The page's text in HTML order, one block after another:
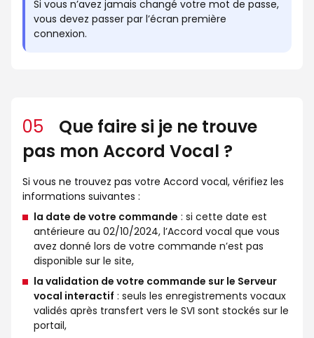
Si vous n’avez jamais changé votre mot de passe,
vous devez passer par l’écran première
connexion.
05
Que faire si je ne trouve
pas mon Accord Vocal ?
Si vous ne trouvez pas votre Accord vocal, vérifiez les
informations suivantes :
la date de votre commande : si cette date est
antérieure au 02/10/2024, l’Accord vocal que vous
avez donné lors de votre commande n’est pas
disponible sur le site,
la validation de votre commande sur le Serveur
vocal interactif : seuls les enregistrements vocaux
validés après transfert vers le SVI sont stockés sur le
portail,